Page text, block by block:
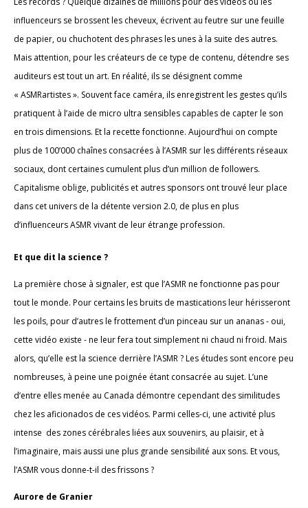
influenceurs se brossent les cheveux, écrivent au feutre sur une feuille
de papier, ou chuchotent des phrases les unes à la suite des autres.
Mais attention, pour les créateurs de ce type de contenu, détendre ses
auditeurs est tout un art. En réalité, ils se désignent comme
« ASMRartistes ». Souvent face caméra, ils enregistrent les gestes qu’ils
pratiquent à l’aide de micro ultra sensibles capables de capter le son
en trois dimensions. Et la recette fonctionne. Aujourd’hui on compte
plus de 100’000 chaînes consacrées à l’ASMR sur les différents réseaux
sociaux, dont certaines cumulent plus d’un million de followers.
Capitalisme oblige, publicités et autres sponsors ont trouvé leur place
dans cet univers de la détente version 2.0, de plus en plus
d’influenceurs ASMR vivant de leur étrange profession.
Et que dit la science ?
La première chose à signaler, est que l’ASMR ne fonctionne pas pour
tout le monde. Pour certains les bruits de mastications leur hérisseront
les poils, pour d’autres le frottement d’un pinceau sur un ananas - oui,
cette vidéo existe - ne leur fera tout simplement ni chaud ni froid. Mais
alors, qu’elle est la science derrière l’ASMR ? Les études sont encore peu
nombreuses, à peine une poignée étant consacrée au sujet. L’une
d’entre elles menée au Canada démontre cependant des similitudes
chez les aficionados de ces vidéos. Parmi celles-ci, une activité plus
intense des zones cérébrales liées aux souvenirs, au plaisir, et à
l’imaginaire, mais aussi une plus grande sensibilité aux sons. Et vous,
l’ASMR vous donne-t-il des frissons ?
Aurore de Granier